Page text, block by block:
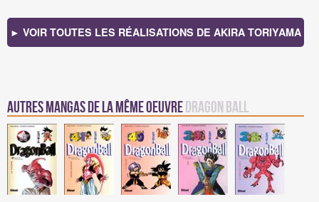
► VOIR TOUTES LES RÉALISATIONS DE AKIRA TORIYAMA
Autres mangas de la même oeuvre Dragon Ball